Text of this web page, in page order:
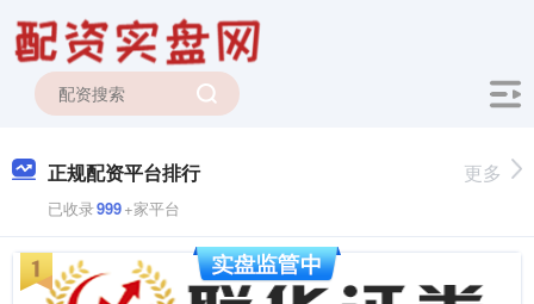
正规配资平台排行
已收录999+家平台
更多